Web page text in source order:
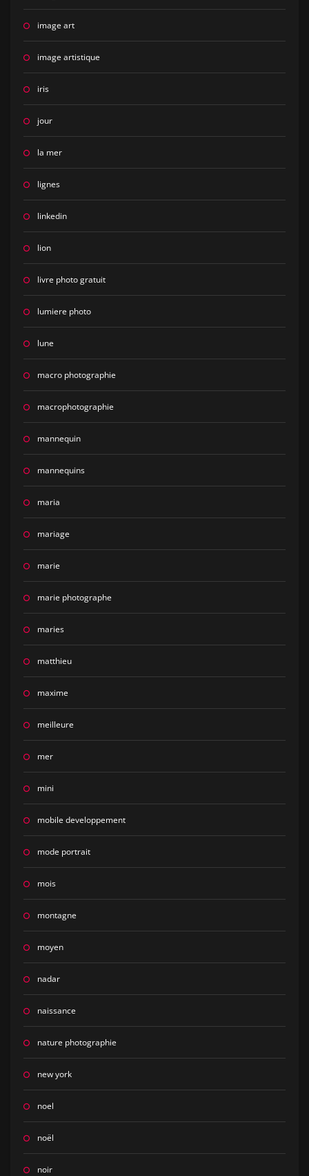
image art
image artistique
iris
jour
la mer
lignes
linkedin
lion
livre photo gratuit
lumiere photo
lune
macro photographie
macrophotographie
mannequin
mannequins
maria
mariage
marie
marie photographe
maries
matthieu
maxime
meilleure
mer
mini
mobile developpement
mode portrait
mois
montagne
moyen
nadar
naissance
nature photographie
new york
noel
noël
noir